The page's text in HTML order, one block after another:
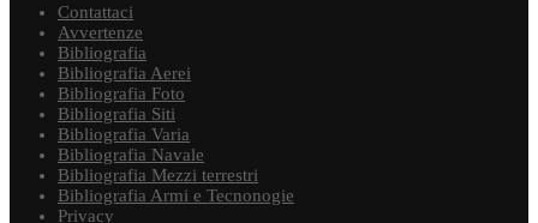
Contattaci
Avvertenze
Bibliografia
Bibliografia Aerei
Bibliografia Foto
Bibliografia Siti
Bibliografia Varia
Bibliografia Navale
Bibliografia Mezzi terrestri
Bibliografia Armi e Tecnonogie
Privacy